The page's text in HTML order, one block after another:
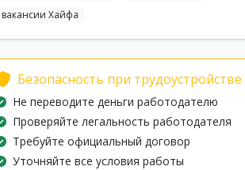
вакансии Хайфа
Безопасность при трудоустройстве
Не переводите деньги работодателю
Проверяйте легальность работодателя
Требуйте официальный договор
Уточняйте все условия работы